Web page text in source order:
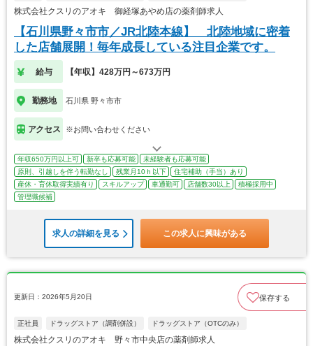
株式会社クスリのアオキ 御経塚あやめ店の薬剤師求人
【石川県野々市市／JR北陸本線】 北陸地域に密着
した店舗展開！毎年成長している注目企業です。
給与 【年収】428万円～673万円
勤務地 石川県 野々市市
アクセス ※お問い合わせください
年収650万円以上可 新卒も応募可能
未経験者も応募可能
原則、引越しを伴う転勤なし
残業月10ｈ以下
住宅補助（手当）あり
産休・育休取得実績有り
スキルアップ 車通勤可 店舗数30以上
積極採用中
管理職候補
求人の詳細を見る この求人に興味がある
更新日：2026年5月20日 保存する
正社員 ドラッグストア（調剤併設） ドラッグストア（OTCのみ）
株式会社クスリのアオキ 野々市中央店の薬剤師求人